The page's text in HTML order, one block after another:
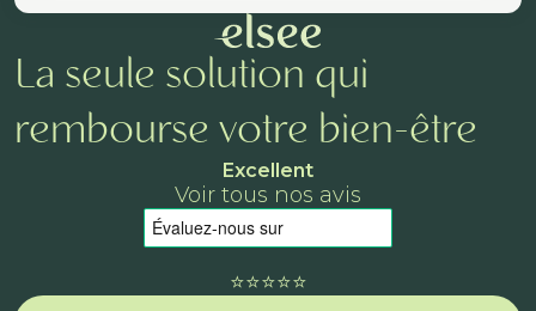
La seule solution qui
rembourse votre bien-être
Excellent
Voir tous nos avis
⭐️⭐️⭐️⭐️⭐️